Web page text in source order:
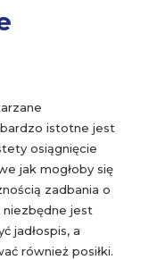
istotne jest
osiągnięcie
jak mogłoby się
zadbania o
jest
jadłospis, a
również posiłki.